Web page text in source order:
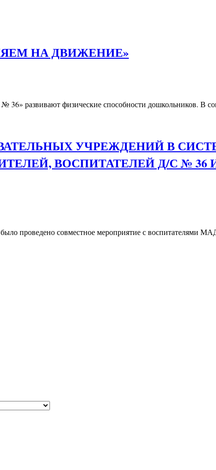
НА ДВИЖЕНИЕ»
развивают физические способности дошкольников. В
УЧРЕЖДЕНИЙ В
ВОСПИТАТЕЛЕЙ Д/С №
проведено совместное мероприятие с воспитателями